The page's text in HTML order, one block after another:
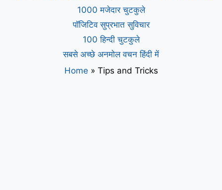
1000 मजेदार चुटकुले
पॉजिटिव सुप्रभात सुविचार
100 हिन्दी चुटकुले
सबसे अच्छे अनमोल वचन हिंदी में
Home » Tips and Tricks